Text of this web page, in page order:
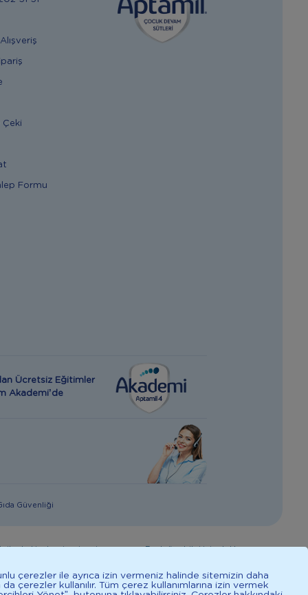
Çeki
Formu
Ücretsiz Eğitimler
Akademi’de
Güvenliği
hekim tavsiyesi yerine geçmez. En doğru bilgi için doktorunuza
çerezler ile ayrıca izin vermeniz halinde sitemizin daha
çerezler kullanılır. Tüm çerez kullanımlarına izin vermek